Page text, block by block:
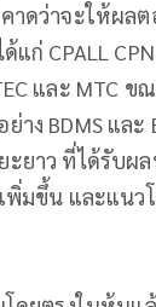
าดว่าจะให้ผล
ก่ CPALL
และ MTC ข
ง BDMS และ
ะยาว ที่ได้รับผ
พิ่มขึ้น และแนว